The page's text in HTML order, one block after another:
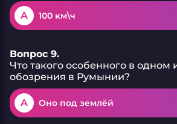
A 100 км\ч
Вопрос 9.
Что такого особенного в одном
обозрения в Румынии?
A Оно под землёй